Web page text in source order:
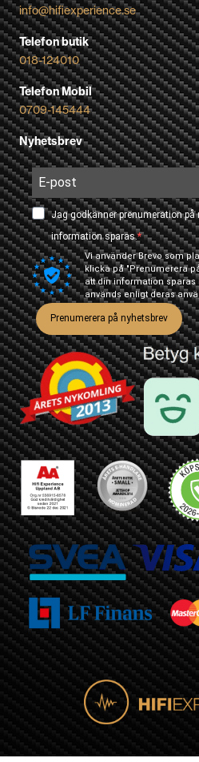
info@hifiexperience.se
Telefon butik
018-124010
Telefon Mobil
0709-145444
Nyhetsbrev
Jag godkänner prenumeration
information sparas.
Vi använder Brevo som
klicka på "Prenumerera
att din information sparas
används enligt deras
Prenumerera på nyhetsbrev